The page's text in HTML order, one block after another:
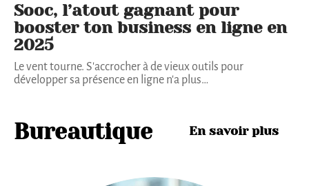
Sooc, l’atout gagnant pour
booster ton business en ligne en
2025
Le vent tourne. S'accrocher à de vieux outils pour
développer sa présence en ligne n'a plus…
Bureautique En savoir plus